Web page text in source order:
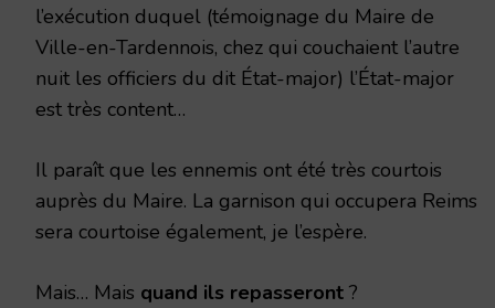
l’exécution duquel (témoignage du Maire de
Ville-en-Tardennois, chez qui couchaient l’autre
nuit les officiers du dit État-major) l’État-major
est très content…
Il paraît que les ennemis ont été très courtois
auprès du Maire. La garnison qui occupera Reims
sera courtoise également, je l’espère.
Mais… Mais quand ils repasseront ?